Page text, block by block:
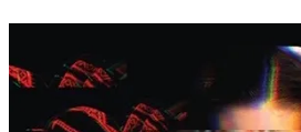
Pagina externă
Raluca Radu